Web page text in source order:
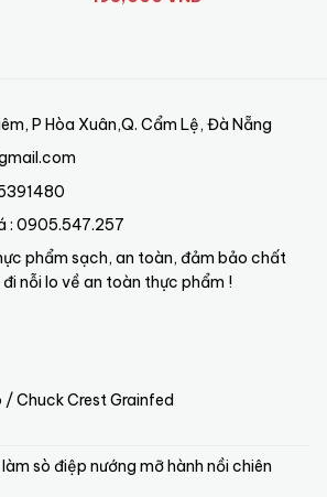
P Hòa Xuân,Q. Cẩm Lệ, Đà Nẵng
: 0905.547.257
phẩm sạch, an toàn, đảm bảo chất
đi nỗi lo về an toàn thực phẩm !
/ Chuck Crest Grainfed
sò điệp nướng mỡ hành nồi chiên